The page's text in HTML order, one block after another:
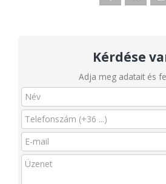
Kérdése
Adja meg adatait és